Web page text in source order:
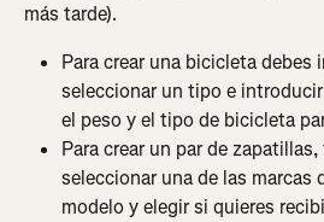
más tarde).
Para crear una bicicleta
seleccionar un tipo e
el peso y el tipo de bicicleta
Para crear un par de
seleccionar una de las marcas
modelo y elegir si quieres